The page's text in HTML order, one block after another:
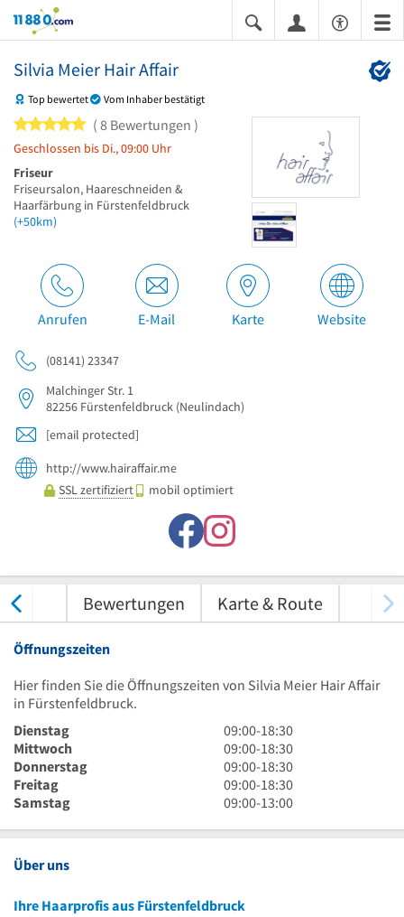
11880.com
Silvia Meier Hair Affair
Top bewertet Vom Inhaber bestätigt
5 von 5 Sternen
8 Bewertungen
Geschlossen bis Di., 09:00 Uhr
Friseur
Friseursalon, Haareschneiden &
Haarfärbung in Fürstenfeldbruck
(+50km)
Anrufen E-Mail Karte Website
(08141) 23347
Malchinger Str. 1
82256 Fürstenfeldbruck (Neulindach)
[email protected]
http://www.hairaffair.me
SSL zertifiziert
mobil optimiert
Bewertungen Karte & Route
Öffnungszeiten
Hier finden Sie die Öffnungszeiten von Silvia Meier Hair Affair
in Fürstenfeldbruck.
Dienstag
9
Uhr
bis
18
Uhr
09:00-18:30
Mittwoch
9
Uhr
bis
18
30
09:00-18:30
Donnerstag
9
Uhr
bis
Uhr
09:00-18:30
Freitag
9
Uhr
18
09:00-18:30
Samstag
9
bis
09:00-13:00
Über uns
Ihre Haarprofis aus Fürstenfeldbruck